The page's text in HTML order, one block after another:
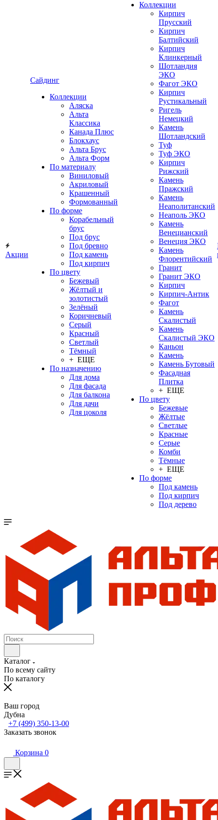
Акции
Сайдинг
Коллекции
Аляска
Альта
Классика
Канада Плюс
Блокхаус
Альта Брус
Альта Форм
По материалу
Виниловый
Акриловый
Крашенный
Формованный
По форме
Корабельный
брус
Под брус
Под бревно
Под камень
Под кирпич
По цвету
Бежевый
Жёлтый и
золотистый
Зелёный
Коричневый
Серый
Красный
Светлый
Тёмный
+ ЕЩЕ
По назначению
Для дома
Для фасада
Для балкона
Для дачи
Для цоколя
Коллекции
Кирпич
Прусский
Кирпич
Балтийский
Кирпич
Клинкерный
Шотландия
ЭКО
Фагот ЭКО
Кирпич
Рустикальный
Ригель
Немецкий
Камень
Шотландский
Туф
Туф ЭКО
Кирпич
Рижский
Камень
Пражский
Камень
Неаполитанский
Неаполь ЭКО
Камень
Венецианский
Венеция ЭКО
Камень
Флорентийский
Гранит
Гранит ЭКО
Кирпич
Кирпич-Антик
Фагот
Камень
Скалистый
Камень
Скалистый ЭКО
Каньон
Камень
Камень Бутовый
Фасадная
Плитка
+ ЕЩЕ
По цвету
Бежевые
Жёлтые
Светлые
Красные
Серые
Комби
Тёмные
+ ЕЩЕ
По форме
Под камень
Под кирпич
Под дерево
Каталог
По всему сайту
По каталогу
Ваш город
Дубна
+7 (499) 350-13-00
Заказать звонок
Корзина 0